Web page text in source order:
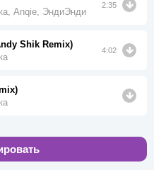
Anqie, ЭндиЭнди
2:35
Shik Remix)
4:02